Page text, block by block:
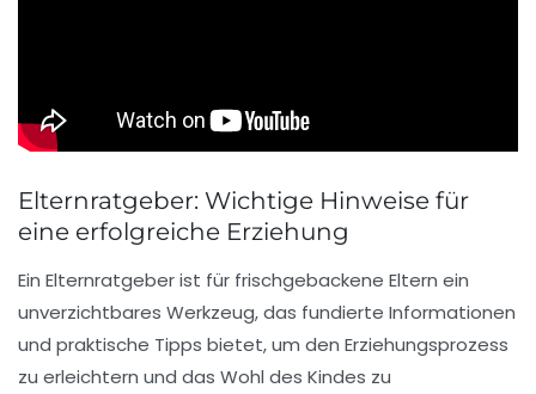
Elternratgeber: Wichtige Hinweise für
eine erfolgreiche Erziehung
Ein Elternratgeberist für frischgebackene Eltern ein
unverzichtbares Werkzeug, das fundierte Informationen
und praktische Tipps bietet, um den Erziehungsprozess
zu erleichtern und das Wohl des Kindes zu